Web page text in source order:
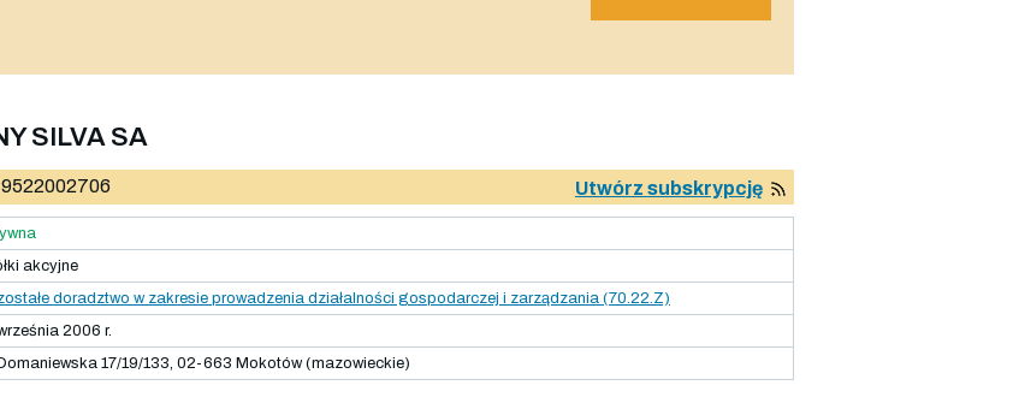
SILVA SA
9522002706 Utwórz subskrypcję
akcyjne
doradztwo w zakresie prowadzenia działalności gospodarczej i zarządzania (70.22.Z)
2006 r.
17/19/133, 02-663 Mokotów (mazowieckie)